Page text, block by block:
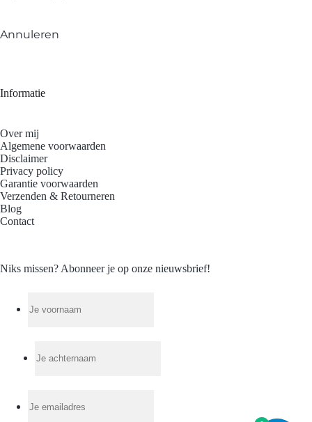
Annuleren
Informatie
Over mij
Algemene voorwaarden
Disclaimer
Privacy policy
Garantie voorwaarden
Verzenden & Retourneren
Blog
Contact
Niks missen? Abonneer je op onze nieuwsbrief!